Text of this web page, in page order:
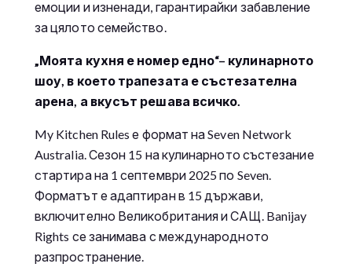
емоции и изненади, гарантирайки забавление
за цялото семейство.
„Моята кухня е номер едно“– кулинарното
шоу, в което трапезата е състезателна
арена, а вкусът решава всичко.
My Kitchen Rules е формат на Seven Network
Australia. Сезон 15 на кулинарното състезание
стартира на 1 септември 2025 по Seven.
Форматът е адаптиран в 15 държави,
включително Великобритания и САЩ. Banijay
Rights се занимава с международното
разпространение.